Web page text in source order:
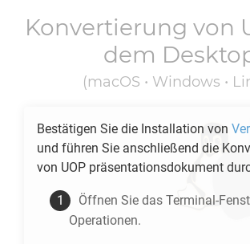
Konvertierung von
dem
(macOS • Windows •
Bestätigen Sie die Installation von
und führen Sie anschließend die
von UOP präsentationsdokument
Öffnen Sie das Terminal-
Operationen.